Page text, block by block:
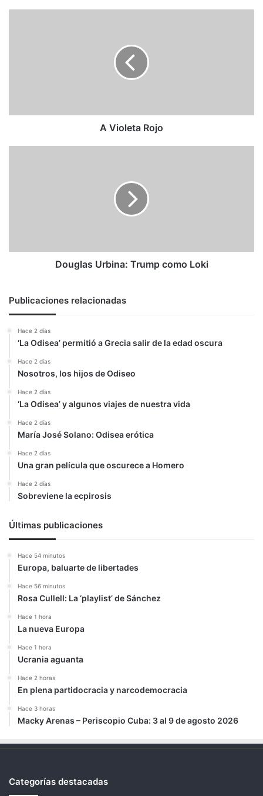
A Violeta Rojo
Douglas Urbina: Trump como Loki
Publicaciones relacionadas
Hace 2 días
‘La Odisea’ permitió a Grecia salir de la edad oscura
Hace 2 días
Nosotros, los hijos de Odiseo
Hace 2 días
‘La Odisea’ y algunos viajes de nuestra vida
Hace 2 días
María José Solano: Odisea erótica
Hace 2 días
Una gran película que oscurece a Homero
Hace 2 días
Sobreviene la ecpirosis
Últimas publicaciones
Hace 54 minutos
Europa, baluarte de libertades
Hace 56 minutos
Rosa Cullell: La ‘playlist’ de Sánchez
Hace 1 hora
La nueva Europa
Hace 1 hora
Ucrania aguanta
Hace 2 horas
En plena partidocracia y narcodemocracia
Hace 3 horas
Macky Arenas – Periscopio Cuba: 3 al 9 de agosto 2026
Categorías destacadas